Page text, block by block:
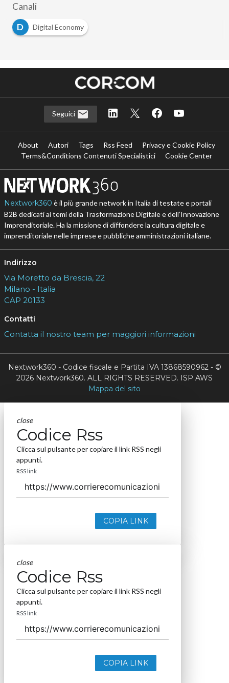
Canali
D
Digital Economy
Seguici
About Autori Tags Rss Feed
Privacy e Cookie Policy
Terms&Conditions Contenuti Specialistici
Cookie Center
Nextwork360 è il più grande network in Italia di testate e portali
B2B dedicati ai temi della Trasformazione Digitale e dell’Innovazione
Imprenditoriale. Ha la missione di diffondere la cultura digitale e
imprenditoriale nelle imprese e pubbliche amministrazioni italiane.
Indirizzo
Via Moretto da Brescia, 22
Milano - Italia
CAP 20133
Contatti
Contatta il nostro team per maggiori informazioni
Nextwork360 - Codice fiscale e Partita IVA 13868590962 - ©
2026 Nextwork360. ALL RIGHTS RESERVED. ISP AWS
Mappa del sito
close
Codice Rss
Clicca sul pulsante per copiare il link RSS negli
appunti.
RSS link
COPIA LINK
close
Codice Rss
Clicca sul pulsante per copiare il link RSS negli
appunti.
RSS link
COPIA LINK